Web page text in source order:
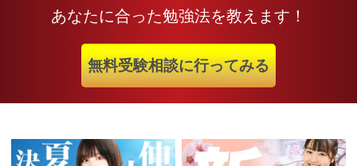
あなたに合った勉強法を教えます！
無料受験相談に行ってみる